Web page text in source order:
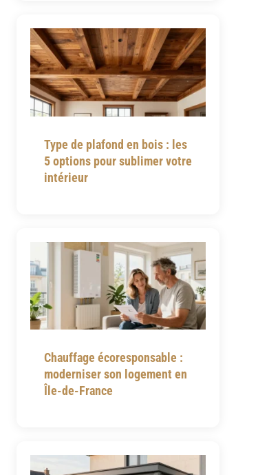
Type de plafond en bois : les
5 options pour sublimer votre
intérieur
Chauffage écoresponsable :
moderniser son logement en
Île-de-France